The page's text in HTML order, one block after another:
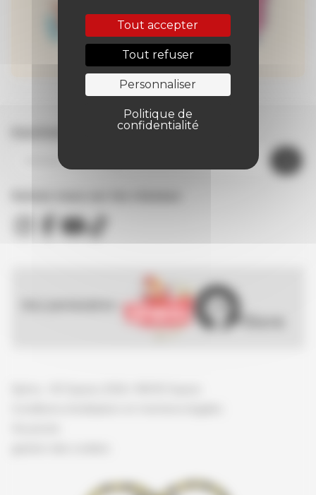
Tout accepter
Tout refuser
Personnaliser
Politique de
confidentialité
Inscrivez-vous à la newsletter